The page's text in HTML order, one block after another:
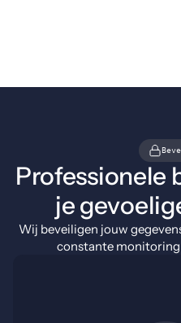
Professionele
je
Wij beveiligen jouw
constante